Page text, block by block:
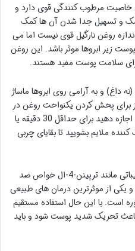
خاصیت مرطوب کنندگی قوی دارد و
و تسهیل جدا شدن آن ها کمک
روغن نارگیل قوی نیست اما می
زیر ابروها موثر باشد. این روغن
سلامت پوست مفید هستند.
داغ) و به آرامی روی ابروها ماساژ
برای پخش کردن یکنواخت روغن در
بین موها و روی پوست استفاده کنید. اجازه دهید برای حداقل 30 دقیقه یا
ملایم بشویید تا بقایای چربی
روغن درخت چای به دلیل داشتن ترکیباتی مانند ترپینن-4-ال خواص ضد
یکی از موثرترین درمان های طبیعی
است. با این حال استفاده مستقیم
تحریک شدید پوست شود و باید